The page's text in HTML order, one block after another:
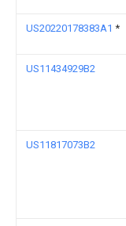
US20220178383A1 *
US11434929B2
US11817073B2